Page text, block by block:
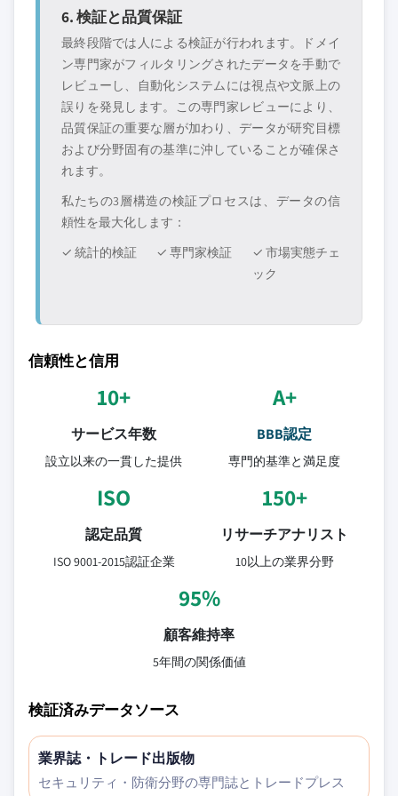
6. 検証と品質保証
最終段階では人による検証が行われます。ドメイ
ン専門家がフィルタリングされたデータを手動で
レビューし、自動化システムには視点や文脈上の
誤りを発見します。この専門家レビューにより、
品質保証の重要な層が加わり、データが研究目標
および分野固有の基準に沖していることが確保さ
れます。
私たちの3層構造の検証プロセスは、データの信
頼性を最大化します：
✓ 統計的検証
✓ 専門家検証
✓ 市場実態チェ
ック
信頼性と信用
10+
サービス年数
設立以来の一貫した提供
A+
BBB認定
専門的基準と満足度
ISO
認定品質
ISO 9001-2015認証企業
150+
リサーチアナリスト
10以上の業界分野
95%
顧客維持率
5年間の関係価値
検証済みデータソース
業界誌・トレード出版物
セキュリティ・防衛分野の専門誌とトレードプレス